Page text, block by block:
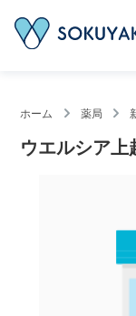
ホーム 薬局
ウエルシア上